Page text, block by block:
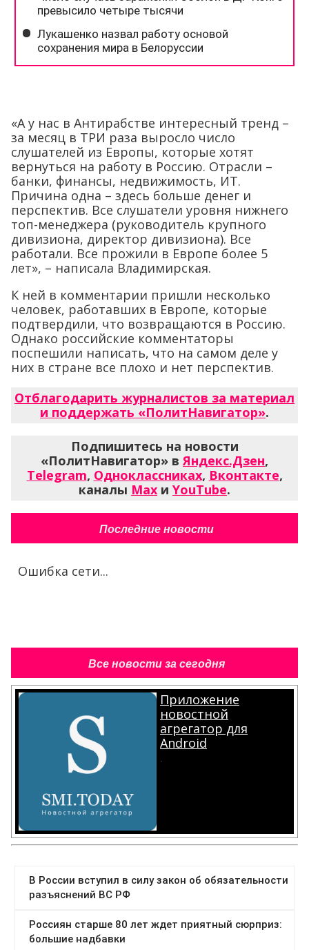
«А у нас в Антирабстве интересный тренд –
за месяц в ТРИ раза выросло число
слушателей из Европы, которые хотят
вернуться на работу в Россию. Отрасли –
банки, финансы, недвижимость, ИТ.
Причина одна – здесь больше денег и
перспектив. Все слушатели уровня нижнего
топ-менеджера (руководитель крупного
дивизиона, директор дивизиона). Все
работали. Все прожили в Европе более 5
лет», – написала Владимирская.
К ней в комментарии пришли несколько
человек, работавших в Европе, которые
подтвердили, что возвращаются в Россию.
Однако российские комментаторы
поспешили написать, что на самом деле у
них в стране все плохо и нет перспектив.
Отблагодарить журналистов за материал
и поддержать «ПолитНавигатор».
Подпишитесь на новости
«ПолитНавигатор» в Яндекс.Дзен,
Telegram, Одноклассниках, Вконтакте,
каналы Max и YouTube.
Последние новости
Ошибка сети...
Все новости за сегодня
Приложение
новостной
агрегатор для
Android
.